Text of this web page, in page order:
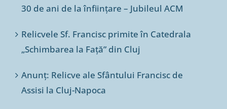
30 de ani de la înființare – Jubileul ACM
Relicvele Sf. Francisc primite în Catedrala
„Schimbarea la Față” din Cluj
Anunț: Relicve ale Sfântului Francisc de
Assisi la Cluj-Napoca